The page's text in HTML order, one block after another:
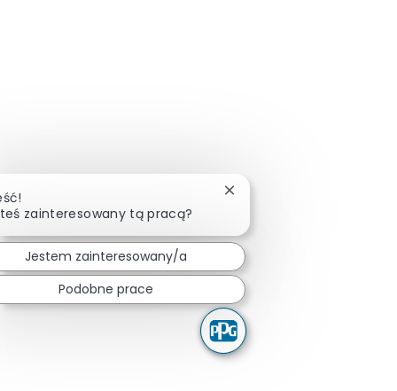
zainteresowany tą pracą?
Zamknij powiadomienie
Jestem zainteresowany/a
Podobne prace